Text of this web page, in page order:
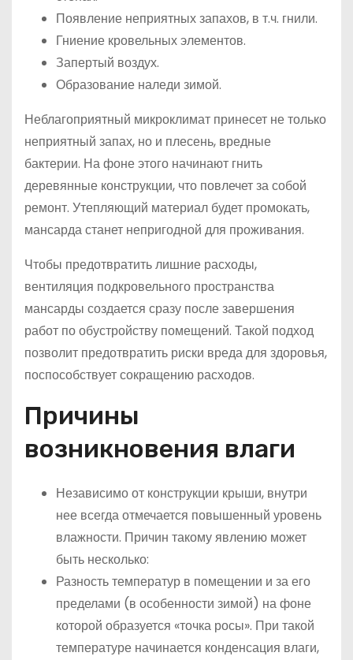
Появление неприятных запахов, в т.ч. гнили.
Гниение кровельных элементов.
Запертый воздух.
Образование наледи зимой.
Неблагоприятный микроклимат принесет не только
неприятный запах, но и плесень, вредные
бактерии. На фоне этого начинают гнить
деревянные конструкции, что повлечет за собой
ремонт. Утепляющий материал будет промокать,
мансарда станет непригодной для проживания.
Чтобы предотвратить лишние расходы,
вентиляция подкровельного пространства
мансарды создается сразу после завершения
работ по обустройству помещений. Такой подход
позволит предотвратить риски вреда для здоровья,
поспособствует сокращению расходов.
Причины
возникновения влаги
Независимо от конструкции крыши, внутри
нее всегда отмечается повышенный уровень
влажности. Причин такому явлению может
быть несколько:
Разность температур в помещении и за его
пределами (в особенности зимой) на фоне
которой образуется «точка росы». При такой
температуре начинается конденсация влаги,